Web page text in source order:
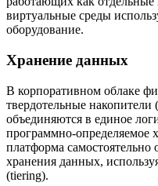
виртуальные среды
оборудование.
Хранение данных
В корпоративном облаке
твердотельные
объединяются в единое
программно-определяемое
платформа
хранения данных,
(tiering).